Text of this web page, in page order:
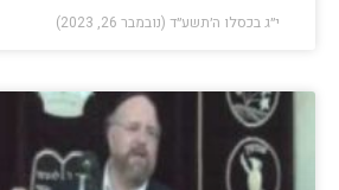
י״ג בכסלו ה׳תשע״ד (נובמבר 26, 2023)